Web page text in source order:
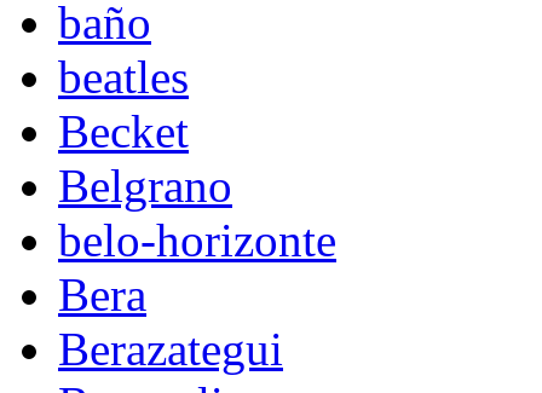
baño
beatles
Becket
Belgrano
belo-horizonte
Bera
Berazategui